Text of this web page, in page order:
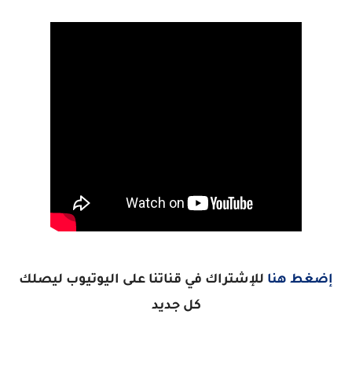
إضغط هنا للإشتراك في قناتنا على اليوتيوب ليصلك
كل جديد